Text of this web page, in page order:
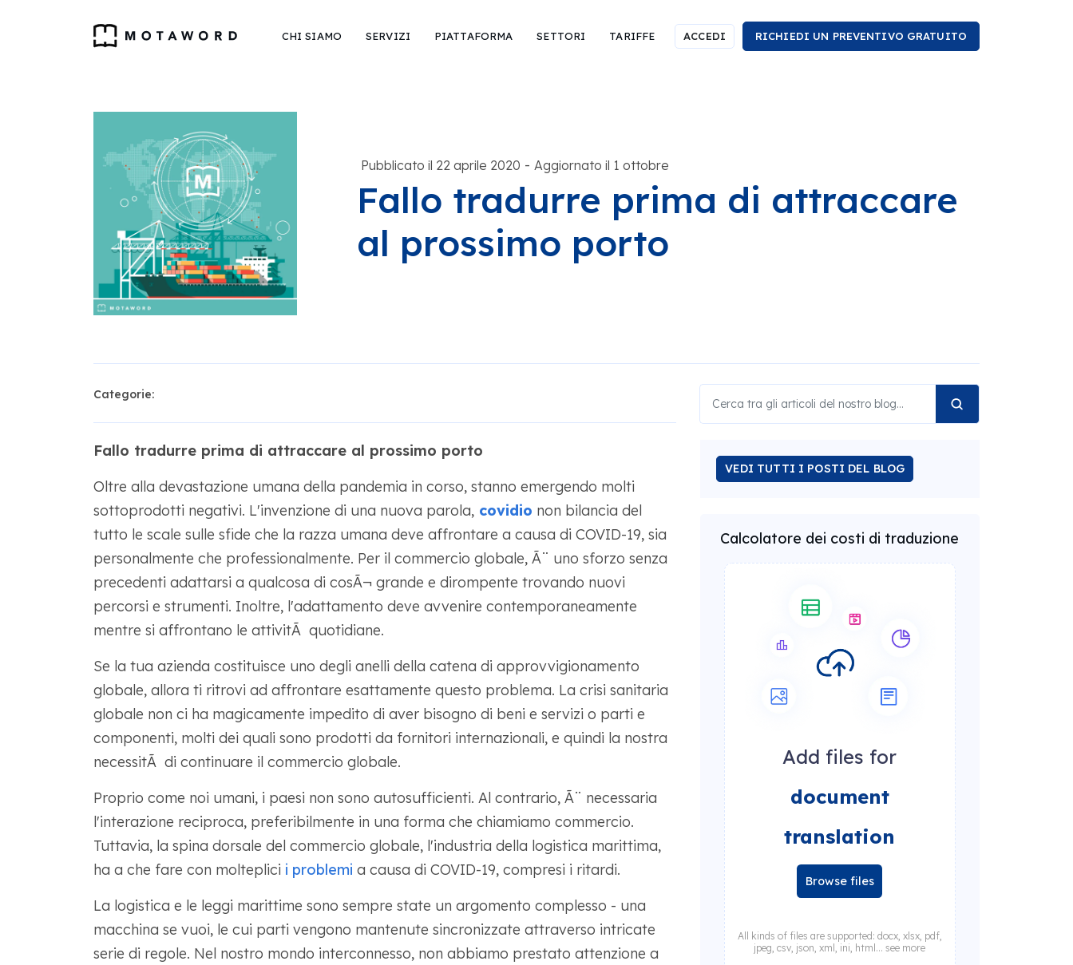
CHI SIAMO SERVIZI PIATTAFORMA SETTORI TARIFFE ACCEDI RICHIEDI UN PREVENTIVO GRATUITO
Pubblicato il 22 aprile 2020 - Aggiornato il 1 ottobre
Fallo tradurre prima di attraccare
al prossimo porto
Categorie:
Fallo tradurre prima di attraccare al prossimo porto
Oltre alla devastazione umana della pandemia in corso, stanno emergendo molti
sottoprodotti negativi. L'invenzione di una nuova parola,covidio non bilancia del
tutto le scale sulle sfide che la razza umana deve affrontare a causa di COVID-19, sia
personalmente che professionalmente. Per il commercio globale, Ã¨ uno sforzo senza
precedenti adattarsi a qualcosa di cosÃ¬ grande e dirompente trovando nuovi
percorsi e strumenti. Inoltre, l'adattamento deve avvenire contemporaneamente
mentre si affrontano le attivitÃ quotidiane.
Se la tua azienda costituisce uno degli anelli della catena di approvvigionamento
globale, allora ti ritrovi ad affrontare esattamente questo problema. La crisi sanitaria
globale non ci ha magicamente impedito di aver bisogno di beni e servizi o parti e
componenti, molti dei quali sono prodotti da fornitori internazionali, e quindi la nostra
necessitÃ di continuare il commercio globale.
Proprio come noi umani, i paesi non sono autosufficienti. Al contrario, Ã¨ necessaria
l'interazione reciproca, preferibilmente in una forma che chiamiamo commercio.
Tuttavia, la spina dorsale del commercio globale, l'industria della logistica marittima,
ha a che fare con molteplici i problemi a causa di COVID-19, compresi i ritardi.
La logistica e le leggi marittime sono sempre state un argomento complesso - una
macchina se vuoi, le cui parti vengono mantenute sincronizzate attraverso intricate
serie di regole. Nel nostro mondo interconnesso, non abbiamo prestato attenzione a
VEDI TUTTI I POSTI DEL BLOG
Calcolatore dei costi di traduzione
Add files for
document
translation
Browse files
All kinds of files are supported: docx, xlsx, pdf,
jpeg, csv, json, xml, ini, html... see more